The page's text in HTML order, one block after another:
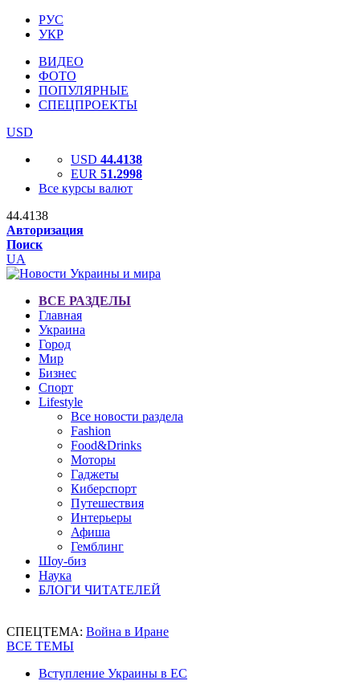
РУС
УКР
ВИДЕО
ФОТО
ПОПУЛЯРНЫЕ
СПЕЦПРОЕКТЫ
USD
USD 44.4138
EUR 51.2998
Все курсы валют
44.4138
Авторизация
Поиск
UA
ВСЕ РАЗДЕЛЫ
Главная
Украина
Город
Мир
Бизнес
Спорт
Lifestyle
Все новости раздела
Fashion
Food&Drinks
Моторы
Гаджеты
Киберспорт
Путешествия
Интерьеры
Афиша
Гемблинг
Шоу-биз
Наука
БЛОГИ ЧИТАТЕЛЕЙ
СПЕЦТЕМА: Война в Иране
ВСЕ ТЕМЫ
Вступление Украины в ЕС